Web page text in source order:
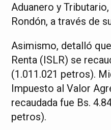
Aduanero y
Rondón, a través de
Asimismo, detalló
Renta (ISLR) se
(1.011.021 petros).
Impuesto al Valor
recaudada fue Bs.
petros).